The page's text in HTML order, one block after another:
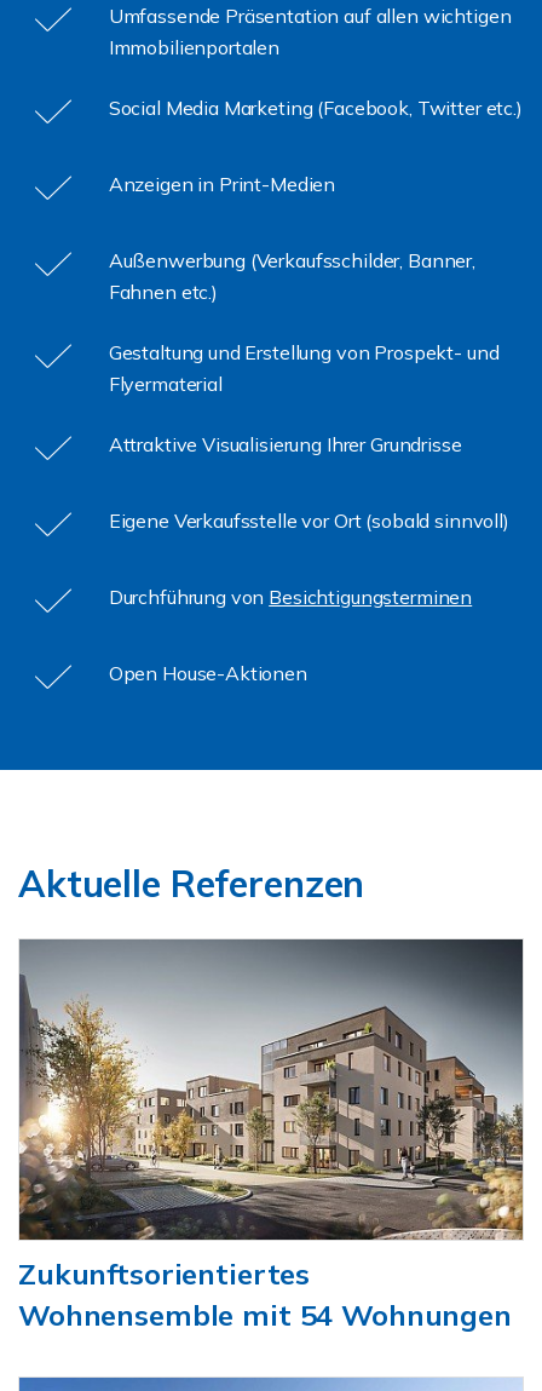
Umfassende Präsentation auf allen wichtigen
Immobilienportalen
Social Media Marketing (Facebook, Twitter etc.)
Anzeigen in Print-Medien
Außenwerbung (Verkaufsschilder, Banner,
Fahnen etc.)
Gestaltung und Erstellung von Prospekt- und
Flyermaterial
Attraktive Visualisierung Ihrer Grundrisse
Eigene Verkaufsstelle vor Ort (sobald sinnvoll)
Durchführung von Besichtigungsterminen
Open House-Aktionen
Aktuelle Referenzen
Zukunftsorientiertes
Wohnensemble mit 54 Wohnungen